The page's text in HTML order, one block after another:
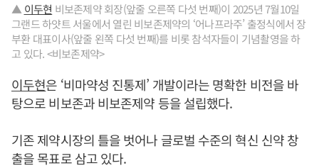
▲ 이두현 비보존제약 회장(앞줄 오른쪽 다섯 번째)이 2025년 7월10일
그랜드 하얏트 서울에서 열린 비보존제약의 ‘어나프라주’ 출정식에서 장
부환 대표이사(앞줄 왼쪽 다섯 번째)를 비롯 참석자들이 기념촬영을 하
고 있다. <비보존제약>
이두현은 ‘비마약성 진통제’ 개발이라는 명확한 비전을 바
탕으로 비보존과 비보존제약 등을 설립했다.
기존 제약시장의 틀을 벗어나 글로벌 수준의 혁신 신약 창
출을 목표로 삼고 있다.